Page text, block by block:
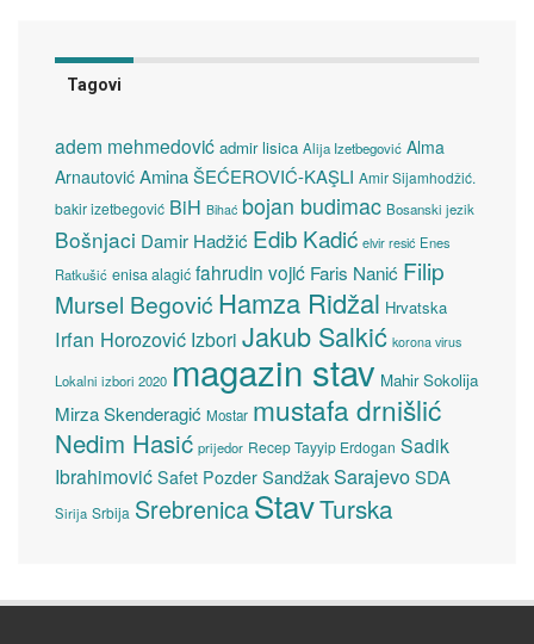
Tagovi
adem mehmedović admir lisica Alija Izetbegović Alma
Arnautović Amina ŠEĆEROVIĆ-KAŞLI Amir Sijamhodžić.
bakir izetbegović BiH Bihać bojan budimac Bosanski jezik
Bošnjaci Damir Hadžić Edib Kadić elvir resić Enes
Ratkušić enisa alagić fahrudin vojić Faris Nanić Filip
Mursel Begović Hamza Ridžal Hrvatska
Irfan Horozović Izbori Jakub Salkić korona virus
Lokalni izbori 2020 magazin stav Mahir Sokolija
Mirza Skenderagić Mostar mustafa drnišlić
Nedim Hasić prijedor Recep Tayyip Erdogan Sadik
Ibrahimović Safet Pozder SandžakSarajevoSDA
Sirija Srbija SrebrenicaStavTurska